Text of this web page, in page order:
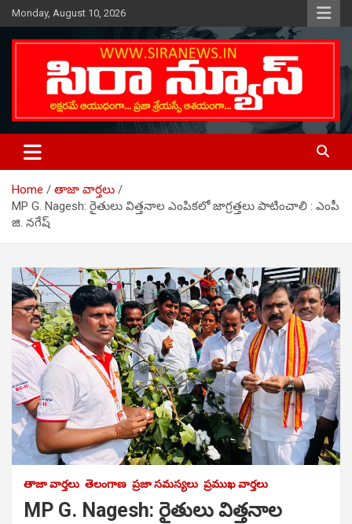
Skip
to
content
Monday, August 10, 2026
SIRA NEWS
Telugu Online News Daily
Home
తాజా వార్తలు
MP G. Nagesh: రైతులు విత్తనాల ఎంపికలో జాగ్రత్తలు పాటించాలి : ఎంపీ
జి. న‌గేష్‌
తాజా వార్తలు తెలంగాణ ప్రజా సమస్యలు ప్రముఖ వార్తలు
MP G. Nagesh: రైతులు విత్తనాల